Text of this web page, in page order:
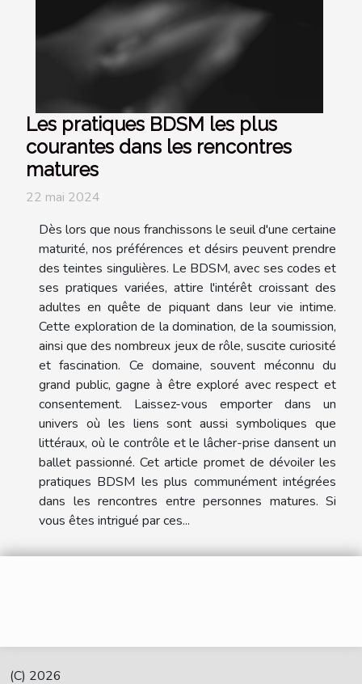
Les pratiques BDSM les plus
courantes dans les rencontres
matures
22 mai 2024
Dès lors que nous franchissons le seuil d'une certaine
maturité, nos préférences et désirs peuvent prendre
des teintes singulières. Le BDSM, avec ses codes et
ses pratiques variées, attire l'intérêt croissant des
adultes en quête de piquant dans leur vie intime.
Cette exploration de la domination, de la soumission,
ainsi que des nombreux jeux de rôle, suscite curiosité
et fascination. Ce domaine, souvent méconnu du
grand public, gagne à être exploré avec respect et
consentement. Laissez-vous emporter dans un
univers où les liens sont aussi symboliques que
littéraux, où le contrôle et le lâcher-prise dansent un
ballet passionné. Cet article promet de dévoiler les
pratiques BDSM les plus communément intégrées
dans les rencontres entre personnes matures. Si
vous êtes intrigué par ces...
(C) 2026